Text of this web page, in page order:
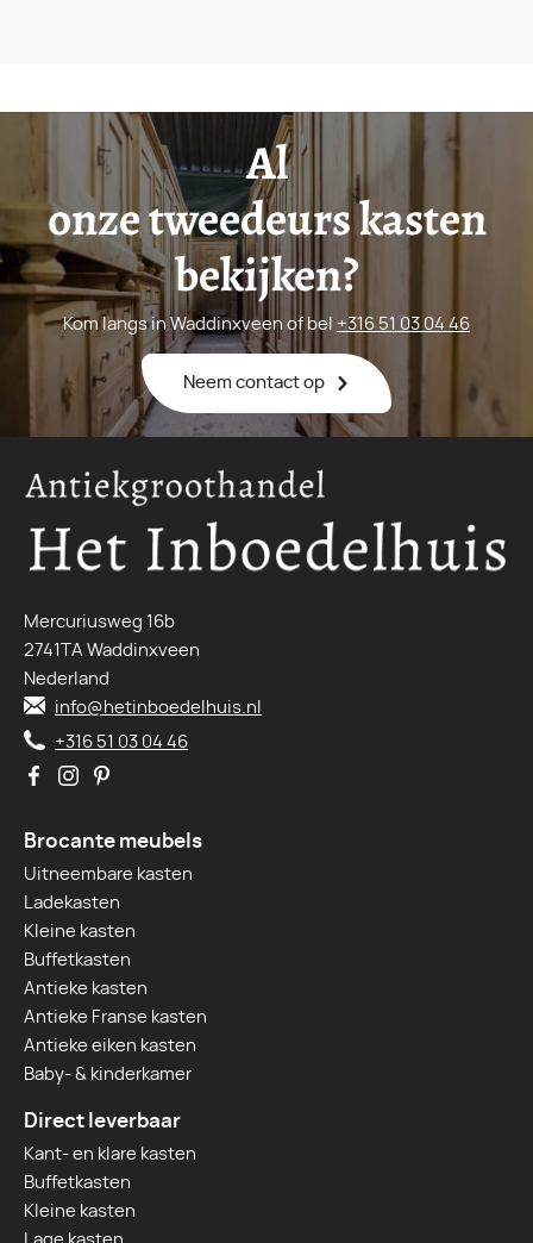
Al
onze tweedeurs kasten
bekijken?
Kom langs in Waddinxveen of bel +316 51 03 04 46
Neem contact op
Mercuriusweg 16b
2741TA Waddinxveen
Nederland
info@hetinboedelhuis.nl
+316 51 03 04 46
Brocante meubels
Uitneembare kasten
Ladekasten
Kleine kasten
Buffetkasten
Antieke kasten
Antieke Franse kasten
Antieke eiken kasten
Baby- & kinderkamer
Direct leverbaar
Kant- en klare kasten
Buffetkasten
Kleine kasten